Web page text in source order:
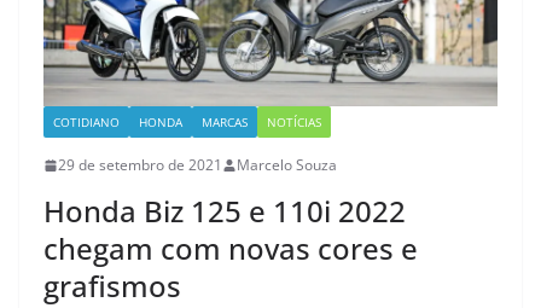
COTIDIANO HONDA MARCAS NOTÍCIAS
29 de setembro de 2021 Marcelo Souza
Honda Biz 125 e 110i 2022
chegam com novas cores e
grafismos